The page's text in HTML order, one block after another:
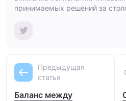
принимаемых решений за
Предыдущая
статья
Баланс между